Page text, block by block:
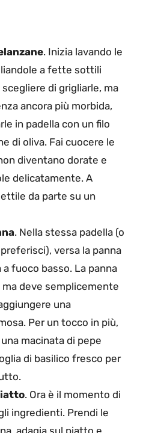
. Inizia lavando le
a fette sottili
scegliere di grigliarle, ma
ancora più morbida,
in padella con un filo
di oliva. Fai cuocere le
diventano dorate e
delicatamente. A
da parte su un
. Nella stessa padella (o
versa la panna
fuoco basso. La panna
deve semplicemente
una
Per un tocco in più,
macinata di pepe
di basilico fresco per
. Ora è il momento di
ingredienti. Prendi le
adagia sul piatto e,